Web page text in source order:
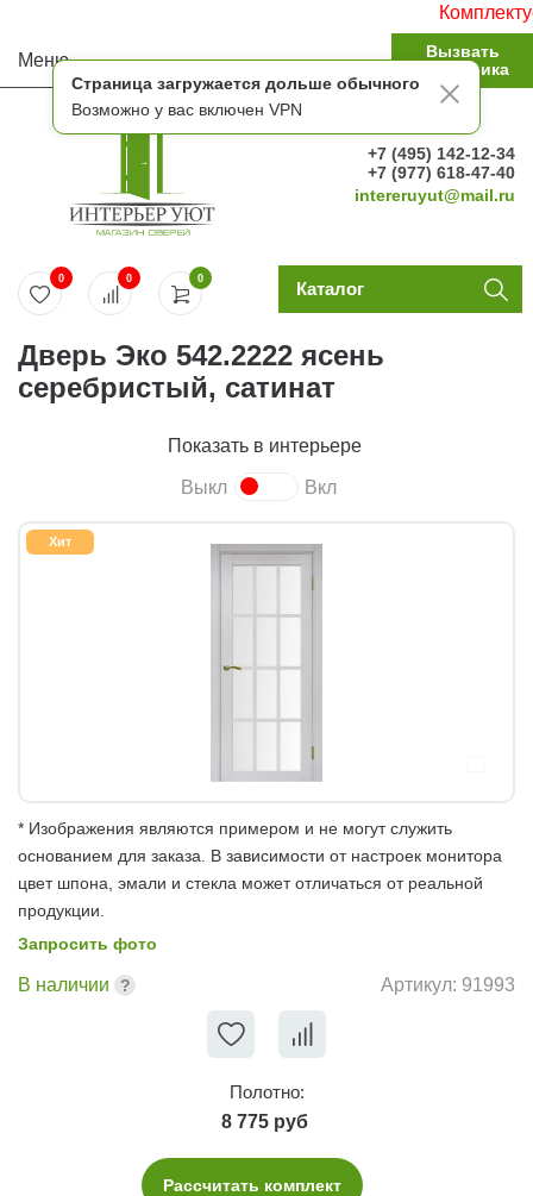
Страница загружается дольше обычного
Возможно у вас включен VPN
Комплектуем
Меню
Вызвать
замерщика
+7 (495) 142-12-34
+7 (977) 618-47-40
intereruyut@mail.ru
0
0 0 Каталог
Дверь Эко 542.2222 ясень
серебристый, сатинат
Показать в интерьере
Выкл Вкл
Хит
* Изображения являются примером и не могут служить
основанием для заказа. В зависимости от настроек монитора
цвет шпона, эмали и стекла может отличаться от реальной
продукции.
Запросить фото
В наличии Артикул: 91993
Полотно:
8 775 руб
Рассчитать комплект